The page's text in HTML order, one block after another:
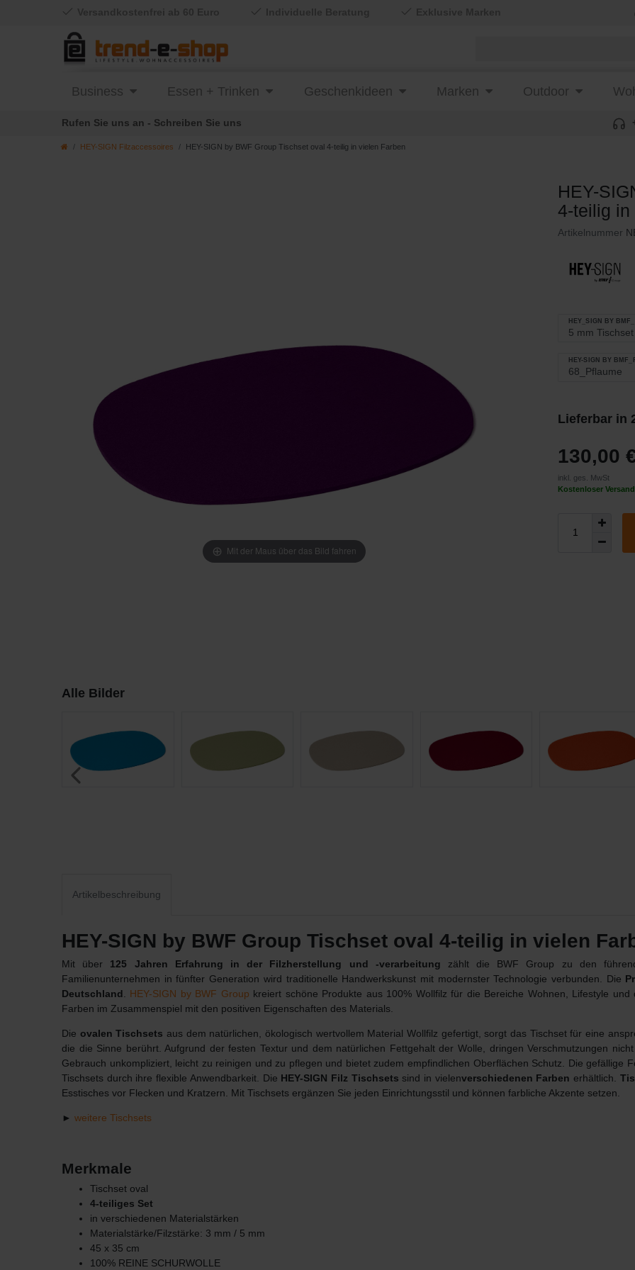
HEY-SIGN Filzaccessoires HEY-SIGN by BWF Group Tischset oval 4-teilig in vielen Farben
Business Essen + Trinken Geschenkideen Marken Outdoor
Rufen Sie uns an - Schreiben Sie uns
Mit der Maus über das Bild fahren
HEY-
4-teilig
Artikelnummer
HEY_SIGN BY
HEY-SIGN BY
Lieferbar in
130,00
inkl. ges. MwSt
Kostenloser Versand
Alle Bilder
Artikelbeschreibung
HEY-SIGN by BWF Group Tischset oval 4-teilig in vielen
Mit über 125 Jahren Erfahrung in der Filzherstellung und -verarbeitung zählt die BWF Group zu den
Familienunternehmen in fünfter Generation wird traditionelle Handwerkskunst mit modernster Technologie verbunden. Die
Deutschland. HEY-SIGN by BWF Group kreiert schöne Produkte aus 100% Wollfilz für die Bereiche Wohnen, Lifestyle
Farben im Zusammenspiel mit den positiven Eigenschaften des Materials.
Die ovalen Tischsets aus dem natürlichen, ökologisch wertvollem Material Wollfilz gefertigt, sorgt das Tischset für eine
die die Sinne berührt. Aufgrund der festen Textur und dem natürlichen Fettgehalt der Wolle, dringen Verschmutzungen
Gebrauch unkompliziert, leicht zu reinigen und zu pflegen und bietet zudem empfindlichen Oberflächen Schutz. Die gefällige
Tischsets durch ihre flexible Anwendbarkeit. Die HEY-SIGN Filz Tischsets sind in vielenverschiedenen Farben erhältlich.
Esstisches vor Flecken und Kratzern. Mit Tischsets ergänzen Sie jeden Einrichtungsstil und können farbliche Akzente setzen.
► weitere Tischsets
Merkmale
Tischset oval
4-teiliges Set
in verschiedenen Materialstärken
Materialstärke/Filzstärke: 3 mm / 5 mm
45 x 35 cm
100% REINE SCHURWOLLE